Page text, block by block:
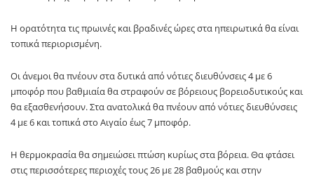
Η ορατότητα τις πρωινές και βραδινές ώρες στα ηπειρωτικά θα είναι
τοπικά περιορισμένη.
Οι άνεμοι θα πνέουν στα δυτικά από νότιες διευθύνσεις 4 με 6
μποφόρ που βαθμιαία θα στραφούν σε βόρειους βορειοδυτικούς και
θα εξασθενήσουν. Στα ανατολικά θα πνέουν από νότιες διευθύνσεις
4 με 6 και τοπικά στο Αιγαίο έως 7 μποφόρ.
Η θερμοκρασία θα σημειώσει πτώση κυρίως στα βόρεια. Θα φτάσει
στις περισσότερες περιοχές τους 26 με 28 βαθμούς και στην